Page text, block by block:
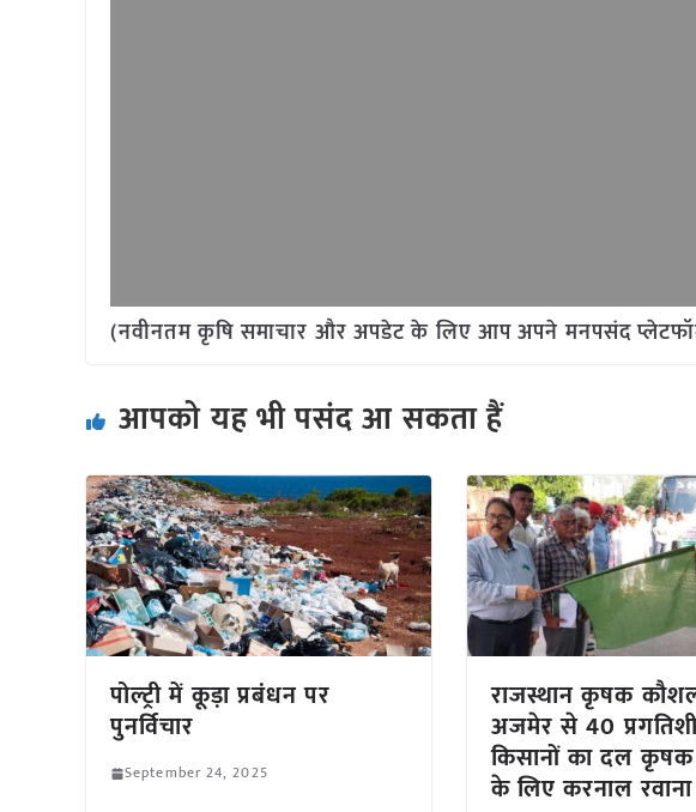
(नवीनतम कृषि समाचार और अपडेट के लिए आप अपने मनपसंद
आपको यह भी पसंद आ सकता हैं
पोल्ट्री में कूड़ा प्रबंधन पर
पुनर्विचार
September 24, 2025
राजस्थान कृषक
अजमेर से 40
किसानों का दल कृषक
के लिए करनाल रवाना